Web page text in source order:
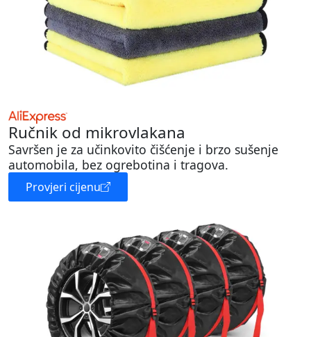
Ručnik od mikrovlakana
Savršen je za učinkovito čišćenje i brzo sušenje
automobila, bez ogrebotina i tragova.
Provjeri cijenu